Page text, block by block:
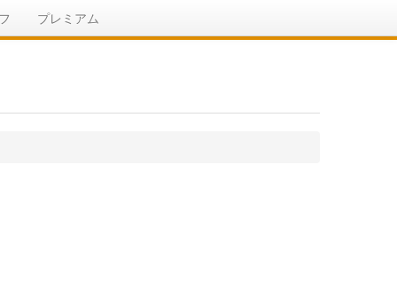
プレミアム